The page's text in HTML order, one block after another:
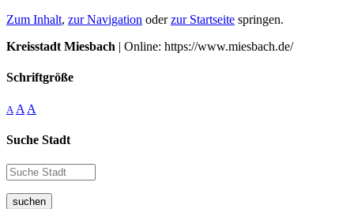
Zum Inhalt, zur Navigation oderzur Startseite springen.
Kreisstadt Miesbach | Online: https://www.miesbach.de/
Schriftgröße
A A A
Suche Stadt
suchen